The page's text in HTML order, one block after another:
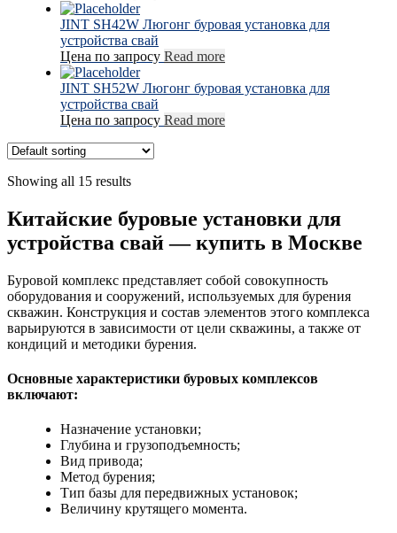
JINT SH42W Люгонг буровая установка для
устройства свай
Цена по запросу Read more
JINT SH52W Люгонг буровая установка для
устройства свай
Цена по запросу Read more
Showing all 15 results
Китайские буровые установки для
устройства свай — купить в Москве
Буровой комплекс представляет собой совокупность
оборудования и сооружений, используемых для бурения
скважин. Конструкция и состав элементов этого комплекса
варьируются в зависимости от цели скважины, а также от
кондиций и методики бурения.
Основные характеристики буровых комплексов
включают:
Назначение установки;
Глубина и грузоподъемность;
Вид привода;
Метод бурения;
Тип базы для передвижных установок;
Величину крутящего момента.